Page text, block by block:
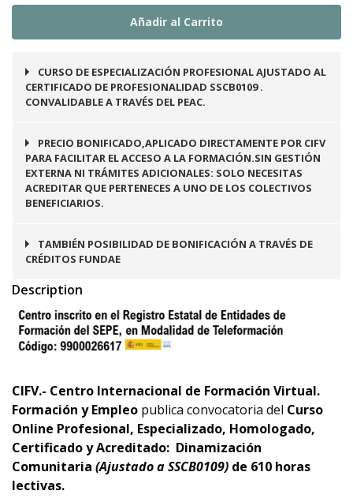
CURSO DE ESPECIALIZACIÓN PROFESIONAL AJUSTADO AL
CERTIFICADO DE PROFESIONALIDAD SSCB0109 .
CONVALIDABLE A TRAVÉS DEL PEAC.
PRECIO BONIFICADO,APLICADO DIRECTAMENTE POR CIFV
PARA FACILITAR EL ACCESO A LA FORMACIÓN.SIN GESTIÓN
EXTERNA NI TRÁMITES ADICIONALES: SOLO NECESITAS
ACREDITAR QUE PERTENECES A UNO DE LOS COLECTIVOS
BENEFICIARIOS.
TAMBIÉN POSIBILIDAD DE BONIFICACIÓN A TRAVÉS DE
CRÉDITOS FUNDAE
Description
CIFV.- Centro Internacional de Formación Virtual.
Formación y Empleo publica convocatoria del Curso
Online Profesional, Especializado, Homologado,
Certificado y Acreditado: Dinamización
Comunitaria (Ajustado a SSCB0109) de 610 horas
lectivas.